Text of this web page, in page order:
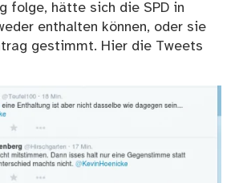
folge, hätte sich die SPD in
enthalten können, oder sie
gestimmt. Hier die Tweets